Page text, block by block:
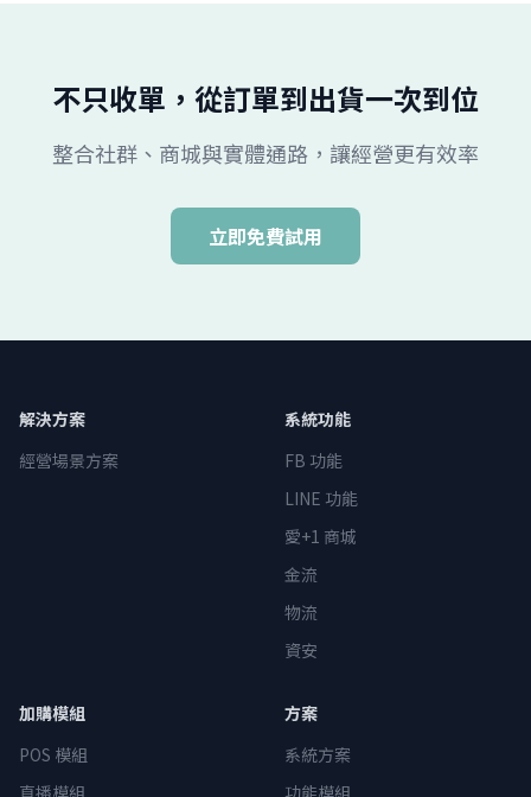
不只收單，從訂單到出貨一次到位
整合社群、商城與實體通路，讓經營更有效率
立即免費試用
解決方案
經營場景方案
系統功能
FB 功能
LINE 功能
愛+1 商城
金流
物流
資安
加購模組
POS 模組
方案
系統方案